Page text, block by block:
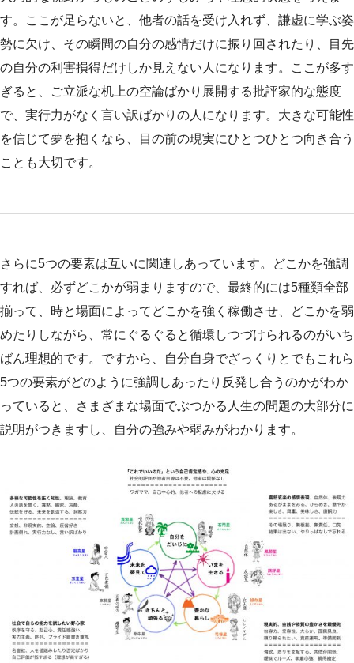
す。ここが足らないと、他者の話を受け入れず、謙虚に学ぶ姿
勢に欠け、その瞬間の自分の感情だけに振り回されたり、目先
の自分の利害損得だけしか見えない人になります。ここが多す
ぎると、ご立派な机上の空論ばかり展開する批評家的な態度
で、実行力がなく言い訳ばかりの人になります。大きな可能性
を信じて夢を抱くなら、目の前の現実にひとつひとつ向き合う
ことも大切です。
さらに5つの要素は互いに関連しあっています。どこかを強調
すれば、必ずどこかが弱まりますので、最終的には5種類全部
揃って、時と場面によってどこかを強く稼働させ、どこかを弱
めたりしながら、常にぐるぐると循環しつづけられるのがいち
ばん理想的です。ですから、自分自身でざっくりとでもこれら
5つの要素がどのように強調しあったり反発し合うのかがわか
っていると、さまざまな場面でぶつかる人生の問題の大部分に
説明がつきますし、自分の強みや弱みがわかります。